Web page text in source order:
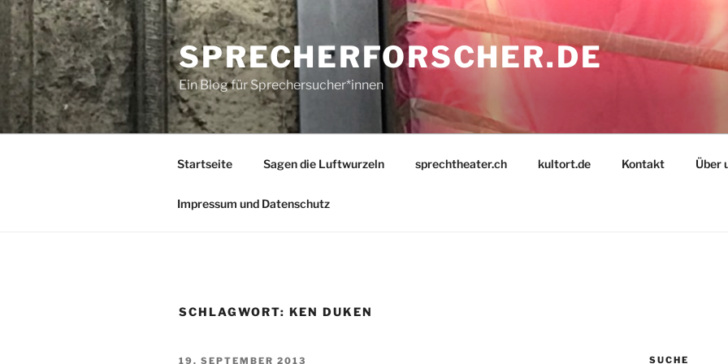
Zum
Inhalt
springen
SPRECHERFORSCHER.DE
Ein Blog für Sprechersucher*innen
Startseite Sagen die Luftwurzeln sprechtheater.ch kultort.de Kontakt Über
Impressum und Datenschutz
SCHLAGWORT: KEN DUKEN
VERÖFFENTLICHT
19. SEPTEMBER 2013 SUCHE